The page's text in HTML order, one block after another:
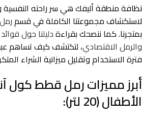
نظافة منطقة أليفك هي سر راحته النفسية
لاستكشاف مجموعتنا الكاملة في قسم
بمتجرنا. كما ننصحك بقراءةدليلنا حول فوائد
والرمل الاقتصادي
فترة الاستخدام وتقليل ميزانية الشراء
أبرز مميزات رمل قطط كول
الأطفال (20 لتر):